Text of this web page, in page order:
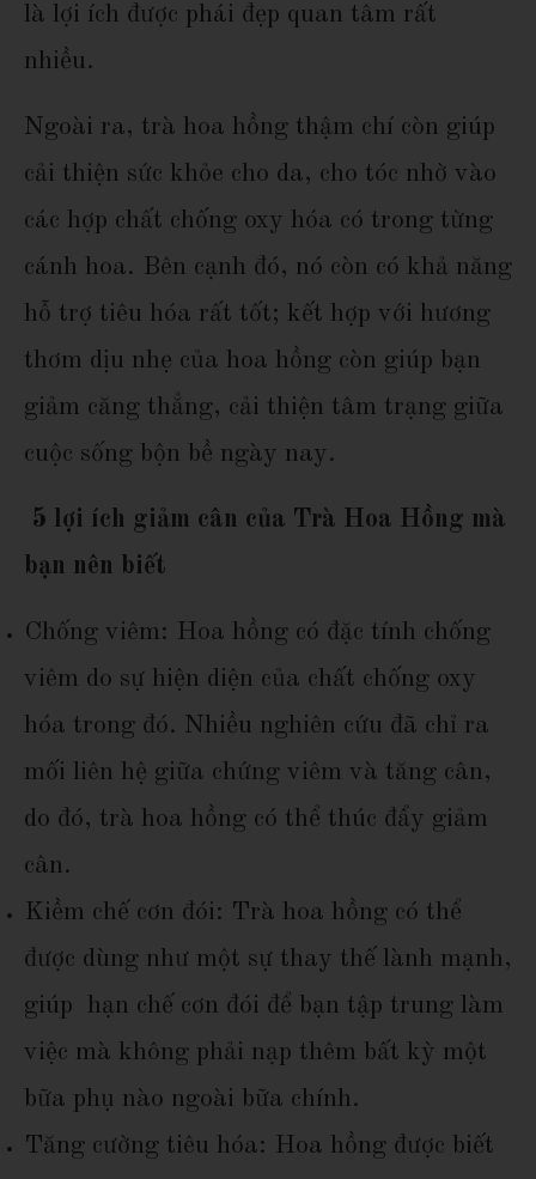
là lợi ích được phái đẹp quan tâm rất
nhiều.
Ngoài ra, trà hoa hồng thậm chí còn giúp
cải thiện sức khỏe cho da, cho tóc nhờ vào
các hợp chất chống oxy hóa có trong từng
cánh hoa. Bên cạnh đó, nó còn có khả năng
hỗ trợ tiêu hóa rất tốt; kết hợp với hương
thơm dịu nhẹ của hoa hồng còn giúp bạn
giảm căng thẳng, cải thiện tâm trạng giữa
cuộc sống bộn bề ngày nay.
5 lợi ích giảm cân của Trà Hoa Hồng mà
bạn nên biết
Chống viêm: Hoa hồng có đặc tính chống
viêm do sự hiện diện của chất chống oxy
hóa trong đó. Nhiều nghiên cứu đã chỉ ra
mối liên hệ giữa chứng viêm và tăng cân,
do đó, trà hoa hồng có thể thúc đẩy giảm
cân.
Kiềm chế cơn đói: Trà hoa hồng có thể
được dùng như một sự thay thế lành mạnh,
giúp hạn chế cơn đói để bạn tập trung làm
việc mà không phải nạp thêm bất kỳ một
bữa phụ nào ngoài bữa chính.
Tăng cường tiêu hóa: Hoa hồng được biết